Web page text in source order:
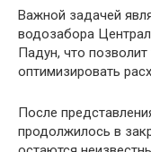
Важной задачей
водозабора
Падун, что
оптимизировать
После
продолжилось в